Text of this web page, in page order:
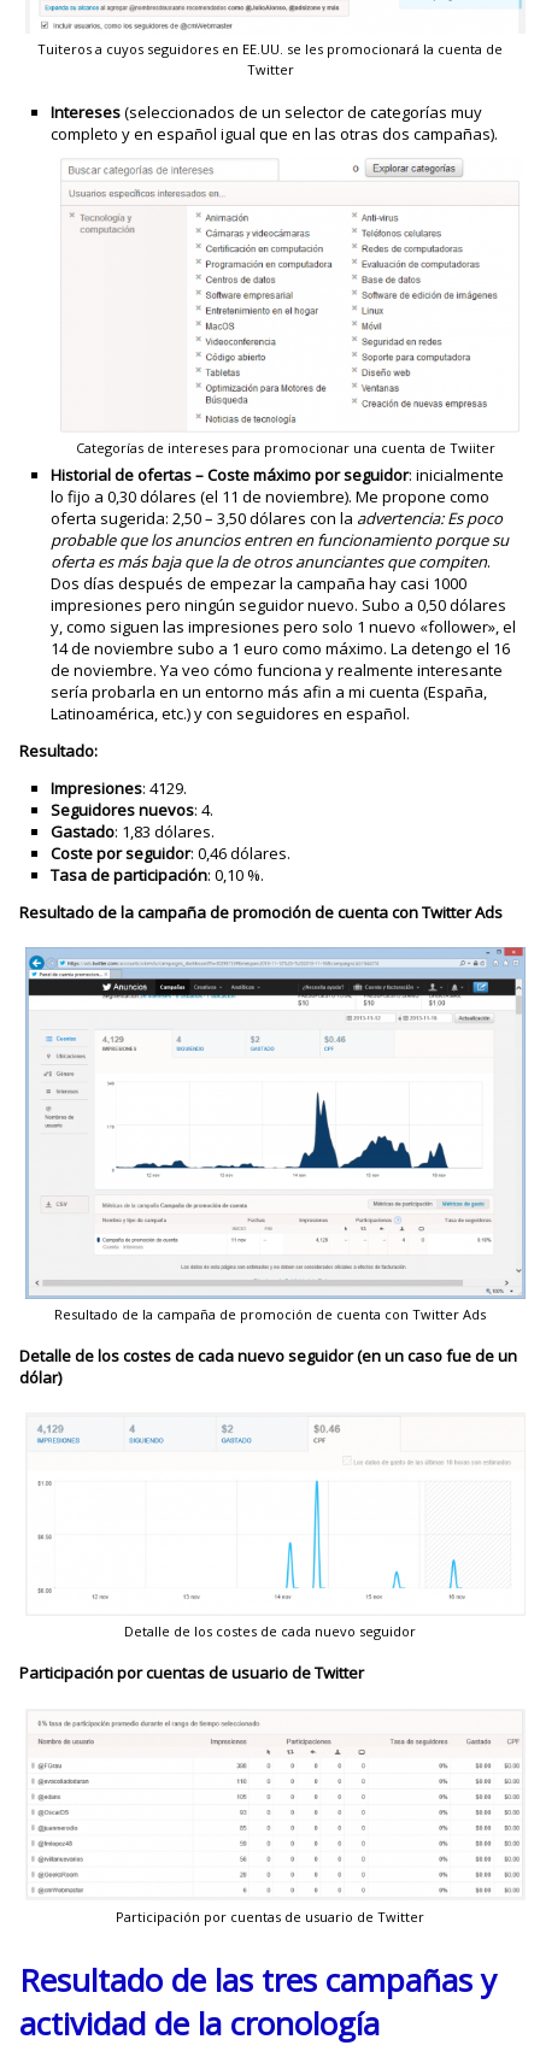
Tuiteros a cuyos seguidores en EE.UU. se les promocionará la cuenta de
Twitter
Intereses(seleccionados de un selector de categorías muy
completo y en español igual que en las otras dos campañas).
Categorías de intereses para promocionar una cuenta de Twiiter
Historial de ofertas – Coste máximo por seguidor: inicialmente
lo fijo a 0,30 dólares (el 11 de noviembre). Me propone como
oferta sugerida: 2,50 – 3,50 dólares con la advertencia: Es poco
probable que los anuncios entren en funcionamiento porque su
oferta es más baja que la de otros anunciantes que compiten.
Dos días después de empezar la campaña hay casi 1000
impresiones pero ningún seguidor nuevo. Subo a 0,50 dólares
y, como siguen las impresiones pero solo 1 nuevo «follower», el
14 de noviembre subo a 1 euro como máximo. La detengo el 16
de noviembre. Ya veo cómo funciona y realmente interesante
sería probarla en un entorno más afin a mi cuenta (España,
Latinoamérica, etc.) y con seguidores en español.
Resultado:
Impresiones: 4129.
Seguidores nuevos: 4.
Gastado: 1,83 dólares.
Coste por seguidor: 0,46 dólares.
Tasa de participación: 0,10 %.
Resultado de la campaña de promoción de cuenta con Twitter Ads
Resultado de la campaña de promoción de cuenta con Twitter Ads
Detalle de los costes de cada nuevo seguidor (en un caso fue de un
dólar)
Detalle de los costes de cada nuevo seguidor
Participación por cuentas de usuario de Twitter
Participación por cuentas de usuario de Twitter
Resultado de las tres campañas y
actividad de la cronología